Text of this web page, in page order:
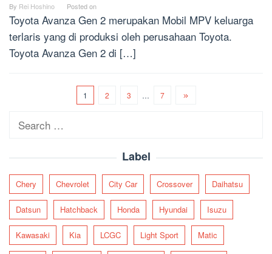
By Rei Hoshino Posted on
Toyota Avanza Gen 2 merupakan Mobil MPV keluarga
terlaris yang di produksi oleh perusahaan Toyota.
Toyota Avanza Gen 2 di […]
1 2 3 … 7
Search
Label
Chery Chevrolet City Car Crossover Daihatsu
Datsun Hatchback Honda Hyundai Isuzu
Kawasaki Kia LCGC Light Sport Matic